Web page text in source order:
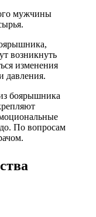
мужчины
возникнуть
изменения
давления.
боярышника
По вопросам